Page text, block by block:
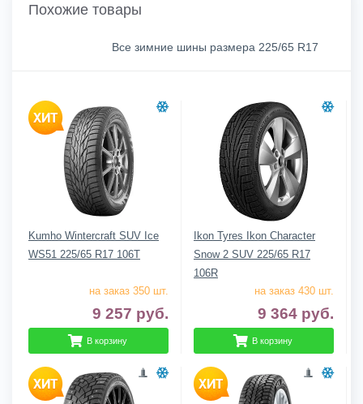
Похожие товары
Все зимние шины размера 225/65 R17
Kumho Wintercraft SUV Ice
WS51 225/65 R17 106T
на заказ 350 шт.
9 257 руб.
В корзину
Ikon Tyres Ikon Character
Snow 2 SUV 225/65 R17
106R
на заказ 430 шт.
9 364 руб.
В корзину